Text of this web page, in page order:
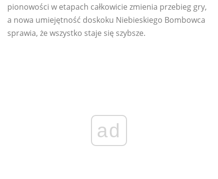
pionowości w etapach całkowicie zmienia przebieg gry,
a nowa umiejętność doskoku Niebieskiego Bombowca
sprawia, że ​​wszystko staje się szybsze.
ad